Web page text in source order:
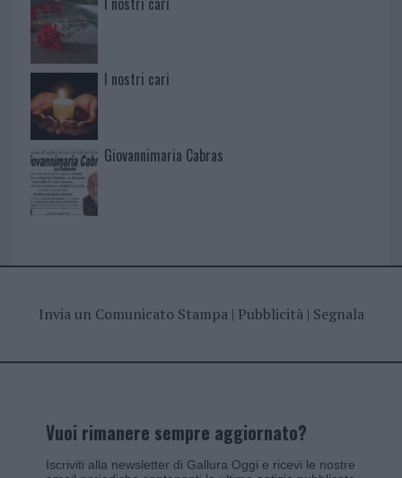
I nostri cari
Giovannimaria Cabras
Invia un Comunicato Stampa| Pubblicità| Segnala
Vuoi rimanere sempre aggiornato?
Iscriviti alla newsletter di Gallura Oggi e ricevi le nostre